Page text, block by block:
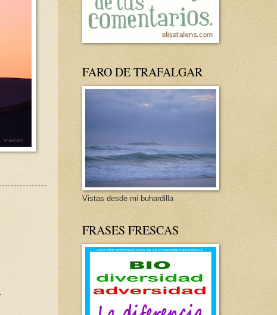
FARO DE TRAFALGAR
Vistas desde mi buhardilla
FRASES FRESCAS